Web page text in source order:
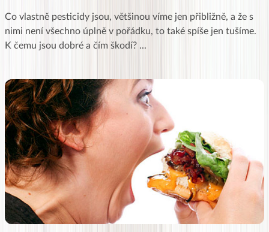
Co vlastně pesticidy jsou, většinou víme jen přibližně, a že s
nimi není všechno úplně v pořádku, to také spíše jen tušíme.
K čemu jsou dobré a čím škodí? ...